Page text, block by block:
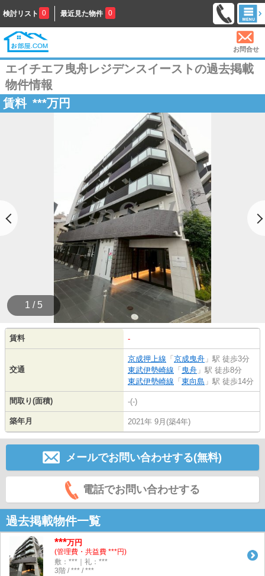
検討リスト 0 最近見た物件 0
お問合せ
エイチエフ曳舟レジデンスイーストの過去掲載
物件情報
賃料 ***万円
1 / 5
賃料 -
交通
京成押上線 「 京成曳舟 」駅 徒歩3分
東武伊勢崎線 「 曳舟 」駅 徒歩8分
東武伊勢崎線 「 東向島 」駅 徒歩14分
間取り(面積) -(-)
築年月 2021年 9月(築4年)
メールでお問い合わせする(無料)
電話でお問い合わせする
過去掲載物件一覧
***万円
(管理費・共益費 ***円)
敷：***｜礼：***
3階 / *** / ***